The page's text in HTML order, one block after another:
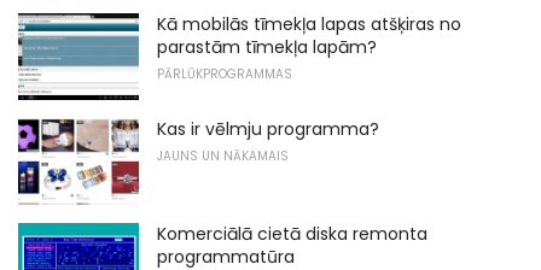
Kā mobilās tīmekļa lapas atšķiras no
parastām tīmekļa lapām?
PĀRLŪKPROGRAMMAS
Kas ir vēlmju programma?
JAUNS UN NĀKAMAIS
Komerciālā cietā diska remonta
programmatūra